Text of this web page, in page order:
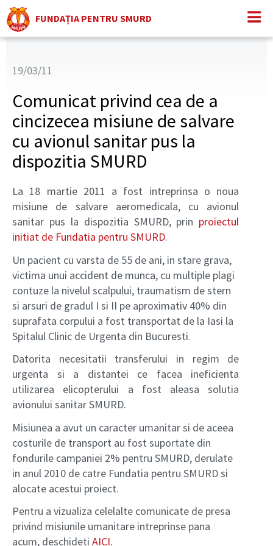
FUNDAȚIA PENTRU SMURD
19/03/11
Comunicat privind cea de a
cincizecea misiune de salvare
cu avionul sanitar pus la
dispozitia SMURD
La 18 martie 2011 a fost intreprinsa o noua
misiune de salvare aeromedicala, cu avionul
sanitar pus la dispozitia SMURD, prin proiectul
initiat de Fundatia pentru SMURD.
Un pacient cu varsta de 55 de ani, in stare grava,
victima unui accident de munca, cu multiple plagi
contuze la nivelul scalpului, traumatism de stern
si arsuri de gradul I si II pe aproximativ 40% din
suprafata corpului a fost transportat de la Iasi la
Spitalul Clinic de Urgenta din Bucuresti.
Datorita necesitatii transferului in regim de
urgenta si a distantei ce facea ineficienta
utilizarea elicopterului a fost aleasa solutia
avionului sanitar SMURD.
Misiunea a avut un caracter umanitar si de aceea
costurile de transport au fost suportate din
fondurile campaniei 2% pentru SMURD, derulate
in anul 2010 de catre Fundatia pentru SMURD si
alocate acestui proiect.
Pentru a vizualiza celelalte comunicate de presa
privind misiunile umanitare intreprinse pana
acum, deschideti AICI.